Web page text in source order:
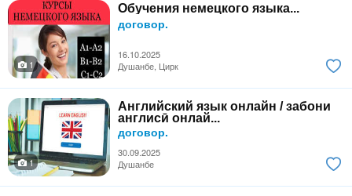
Обучения немецкого языка...
договор.
16.10.2025
1
Душанбе, Цирк
Английский язык онлайн / забони
англисӣ онлай...
договор.
30.09.2025
1
Душанбе